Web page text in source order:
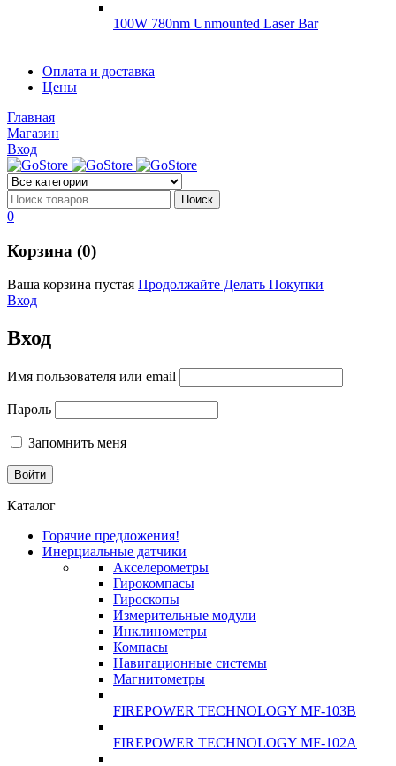
100W 780nm Unmounted Laser Bar
Диоды
Оплата и доставка
Цены
Главная
Магазин
Вход
0
Корзина (0)
Ваша корзина пустая Продолжайте Делать Покупки
Вход
Вход
Имя пользователя или email
Пароль
Запомнить меня
Каталог
Горячие предложения!
Инерциальные датчики
Акселерометры
Гирокомпасы
Гироскопы
Измерительные модули
Инклинометры
Компасы
Навигационные системы
Магнитометры
FIREPOWER TECHNOLOGY MF-103B
FIREPOWER TECHNOLOGY MF-102A